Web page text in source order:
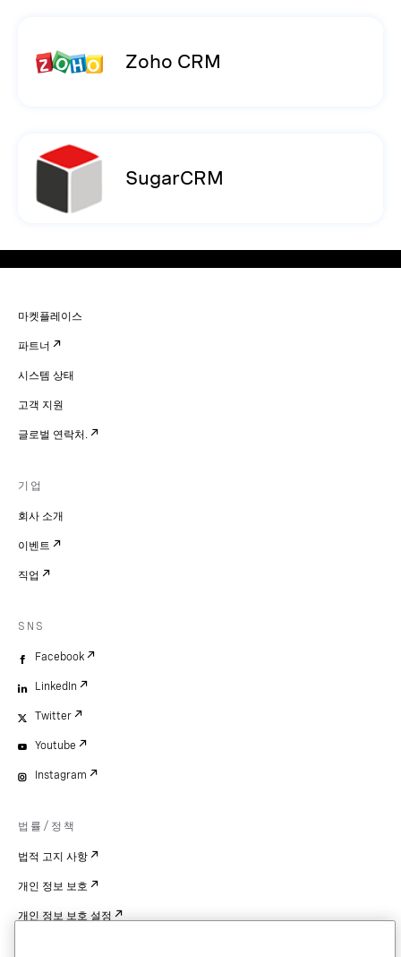
Zoho CRM
SugarCRM
마켓플레이스
파트너
시스템 상태
고객 지원
글로벌 연락처.
기업
회사 소개
이벤트
직업
SNS
Facebook
LinkedIn
Twitter
Youtube
Instagram
법률/정책
법적 고지 사항
개인 정보 보호
개인 정보 보호 설정